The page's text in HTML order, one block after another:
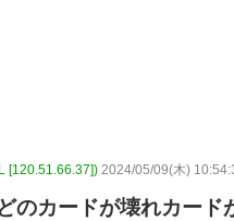
[120.51.66.37]) 2024/05/09(木)
のカードが壊れカー